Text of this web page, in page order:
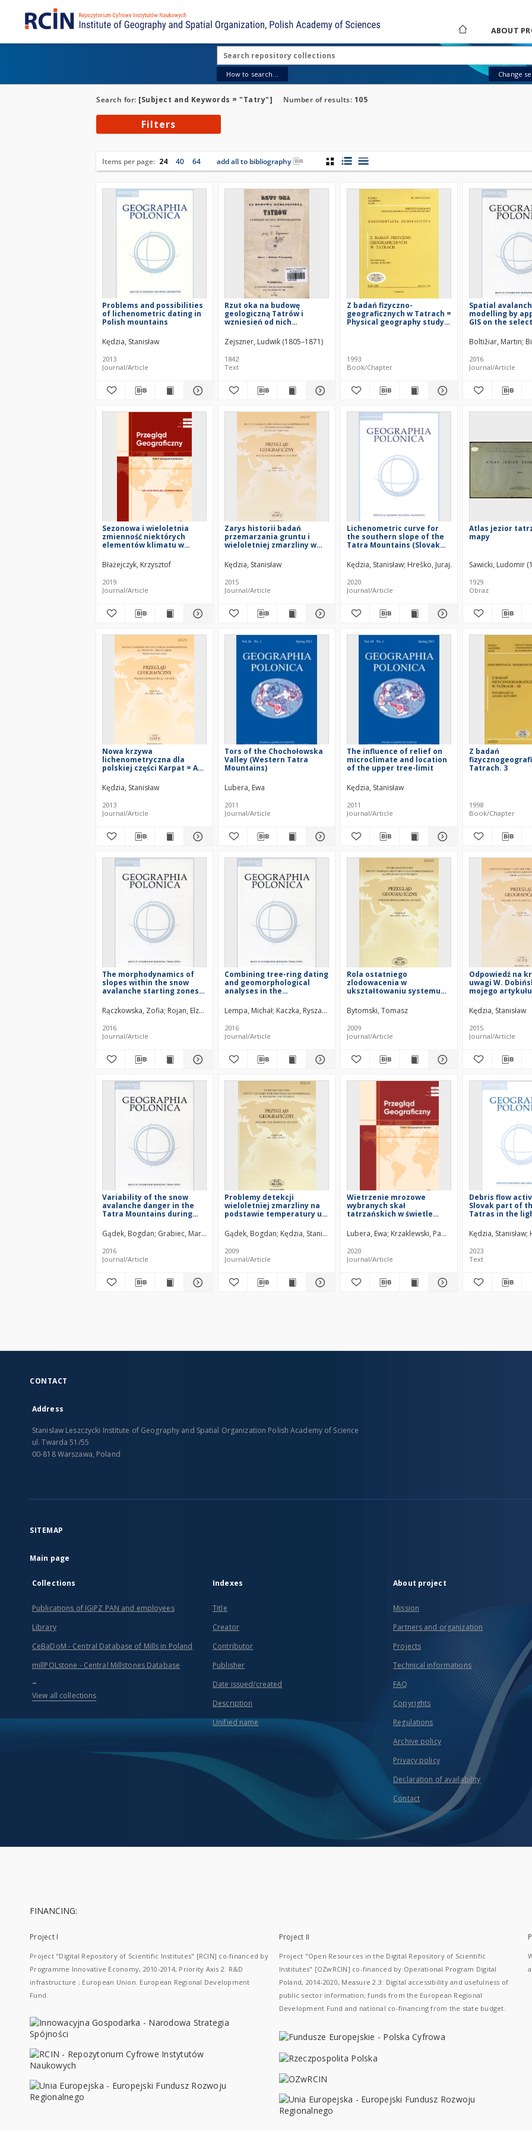
ABOUT
How to search... Change
Search for: [Subject and Keywords = "Tatry"] Number of results: 105
Filters
Items per page: 24 40 64 add all to bibliography
Problems and possibilities
of lichenometric dating in
Polish mountains
Kędzia, Stanisław
2013
Journal/Article
Rzut oka na budowę
geologiczną Tatrów i
wzniesień od nich
Zejszner, Ludwik (1805–1871)
1842
Text
Z badań fizyczno-
geograficznych w Tatrach =
Physical geography study
1993
Book/Chapter
Spatial
modelling by
GIS on the
Belianske Tatra
Slovakia
Boltižiar, Martin
2016
Journal/Article
Sezonowa i wieloletnia
zmienność niektórych
elementów klimatu w
latach 1951–2015 =
Seasonal and multiannual
variability of selected
elements of climate in the
Tatra and Karkonosze Mts
Błażejczyk, Krzysztof
2019
Journal/Article
Zarys historii badań
przemarzania gruntu i
wieloletniej zmarzliny w
outline of the history of
ground freezing and
permafrost research in the
Polish Tatra Mountains
Kędzia, Stanisław
2015
Journal/Article
Lichenometric curve for
the southern slope of the
Tatra Mountains (Slovak
Kędzia, Stanisław Hreško, Juraj Bugár, Gabriel
2020
Journal/Article
Atlas jezior
mapy
Sawicki, Ludomir
1929
Obraz
Nowa krzywa
lichenometryczna dla
polskiej części Karpat = A
for the Polish part of the
Tatra Mountains
Kędzia, Stanisław
2013
Journal/Article
Tors of the Chochołowska
Valley (Western Tatra
Mountains)
Lubera, Ewa
2011
Journal/Article
The influence of relief on
microclimate and location
of the upper tree-limit
Kędzia, Stanisław
2011
Journal/Article
Z badań
Tatrach. 3
1998
Book/Chapter
The morphodynamics of
slopes within the snow
avalanche starting zones
Rączkowska, Zofia Rojan, Elzbieta Długosz, Michał
2016
Journal/Article
Combining tree-ring dating
and geomorphological
analyses in the
patterns of the runout
zone of snow avalanches,
Rybi Potok Valley, Tatra
Mountains (Poland)
Lempa, Michał Kaczka, Ryszard J. Rączkowska, Zofia Janecka, Karolina
2016
Journal/Article
Rola ostatniego
zlodowacenia w
ukształtowaniu systemu
Goryczkowego w Tatrach =
The role of the last
glaciation in shaping the
Wywierzysko Goryczkowe
karst system in the Tatra
Bytomski, Tomasz
2009
Journal/Article
Odpowiedź na
uwagi W.
mojego artykułu
Kędzia, Stanisław
2015
Journal/Article
Variability of the snow
avalanche danger in the
Tatra Mountains during
Gądek, Bogdan Grabiec, Mariusz Rączkowska, Zofia Maciata, Andrzej
2016
Journal/Article
Problemy detekcji
wieloletniej zmarzliny na
podstawie temperatury u
śnieżnej na przykładzie
Tatr= The problem of
permafrost detection
based on bottom
temperature snow cover –
Gądek, Bogdan Kędzia, Stanisław
2009
Journal/Article
Wietrzenie mrozowe
wybranych skał
tatrzańskich w świetle
Frost weathering of
selected Tatra rocks in the
light of laboratory tests
Lubera, Ewa Krzaklewski, Paweł
2020
Journal/Article
Debris flow
Slovak part of
Tatras in the
Kędzia, Stanisław
2023
Text
CONTACT
Address
Stanislaw Leszczycki Institute of Geography and Spatial Organization Polish Academy of Science
ul. Twarda 51/55
00-818 Warszawa, Poland
SITEMAP
Main page
Collections
Publications of IGiPZ PAN and employees
Library
CeBaDoM - Central Database of Mills in Poland
millPOLstone - Central Millstones Database
...
View all collections
Indexes
Title
Creator
Contributor
Publisher
Date issued/created
Description
Unified name
About project
Mission
Partners and organization
Projects
Technical informations
FAQ
Copyrights
Regulations
Archive policy
Privacy policy
Declaration of availability
Contact
FINANCING:
Project I
Project "Digital Repository of Scientific Institutes" [RCIN] co-financed by
Programme Innovative Economy, 2010-2014, Priority Axis 2. R&D
infrastructure ; European Union. European Regional Development
Fund.
Project II
Project "Open Resources in the Digital Repository of Scientific
Institutes" [OZwRCIN] co-financed by Operational Program Digital
Poland, 2014-2020, Measure 2.3: Digital accessibility and usefulness of
public sector information; funds from the European Regional
Development Fund and national co-financing from the state budget.